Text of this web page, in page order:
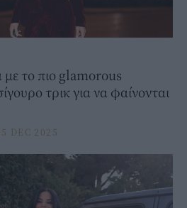
το πιο glamorous
τρικ για να φαίνονται
DEC 2025